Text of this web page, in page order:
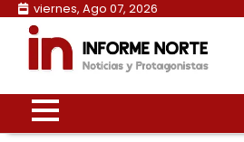
Skip
content
viernes, Ago 07, 2026